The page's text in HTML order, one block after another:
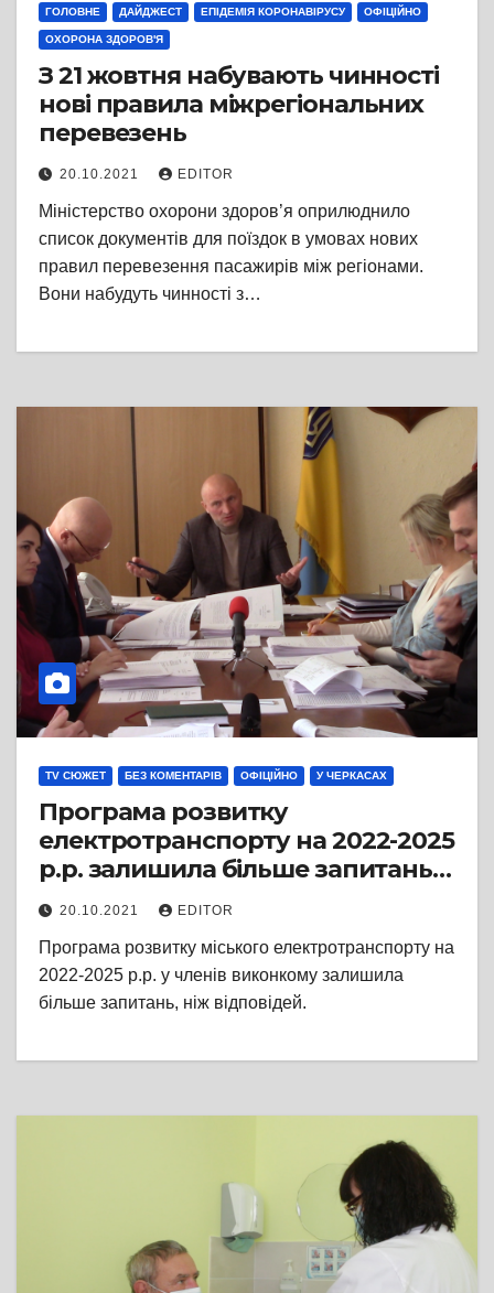
ГОЛОВНЕ ДАЙДЖЕСТ ЕПІДЕМІЯ КОРОНАВІРУСУ ОФІЦІЙНО
ОХОРОНА ЗДОРОВ'Я
З 21 жовтня набувають чинності
нові правила міжрегіональних
перевезень
20.10.2021 EDITOR
Міністерство охорони здоров’я оприлюднило
список документів для поїздок в умовах нових
правил перевезення пасажирів між регіонами.
Вони набудуть чинності з…
TV СЮЖЕТ БЕЗ КОМЕНТАРІВ ОФІЦІЙНО У ЧЕРКАСАХ
Програма розвитку
електротранспорту на 2022-2025
р.р. залишила більше запитань,
ніж відповідей
20.10.2021 EDITOR
Програма розвитку міського електротранспорту на
2022-2025 р.р. у членів виконкому залишила
більше запитань, ніж відповідей.